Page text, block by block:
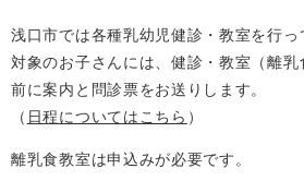
浅口市では各種乳幼児健診・教室を行っ
対象のお子さんには、健診・教室（離
前に案内と問診票をお送りします。
（ 日程についてはこちら ）
離乳食教室は申込みが必要です。